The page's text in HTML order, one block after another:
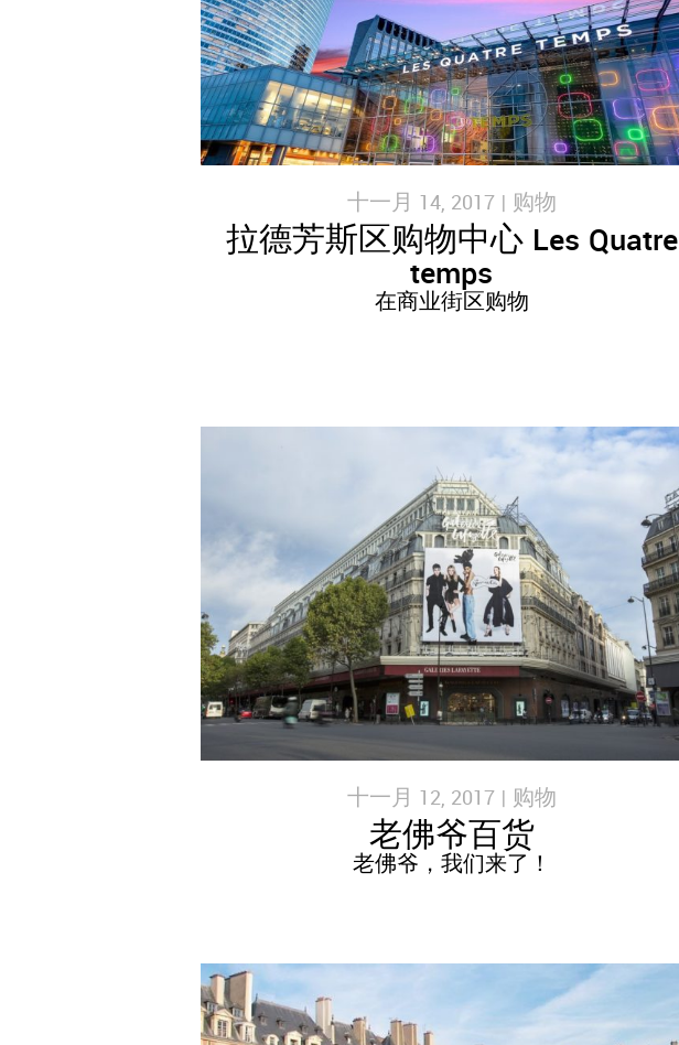
十一月 14, 2017 | 购物
拉德芳斯区购物中心 Les Quatre
temps
在商业街区购物
十一月 12, 2017 | 购物
老佛爷百货
老佛爷，我们来了！